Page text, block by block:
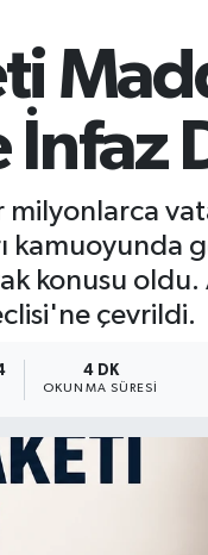
İnfaz
milyonlarca
konusu oldu.
çevrildi.
4 DK
OKUNMA SÜRESI